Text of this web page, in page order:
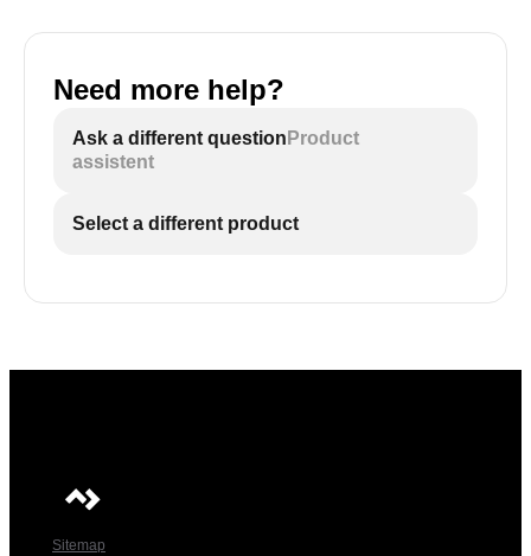
Need more help?
Ask a different question Product
assistent
Select a different product
Sitemap